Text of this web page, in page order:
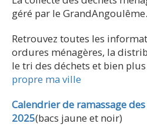
géré par le GrandAngoulême.
Retrouvez toutes les
ordures ménagères, la
le tri des déchets et bien
propre ma ville
Calendrier de ramassage
2025(bacs jaune et noir)